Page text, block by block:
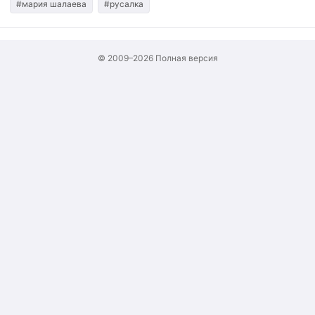
#мария шалаева #русалка
© 2009–2026 Полная версия